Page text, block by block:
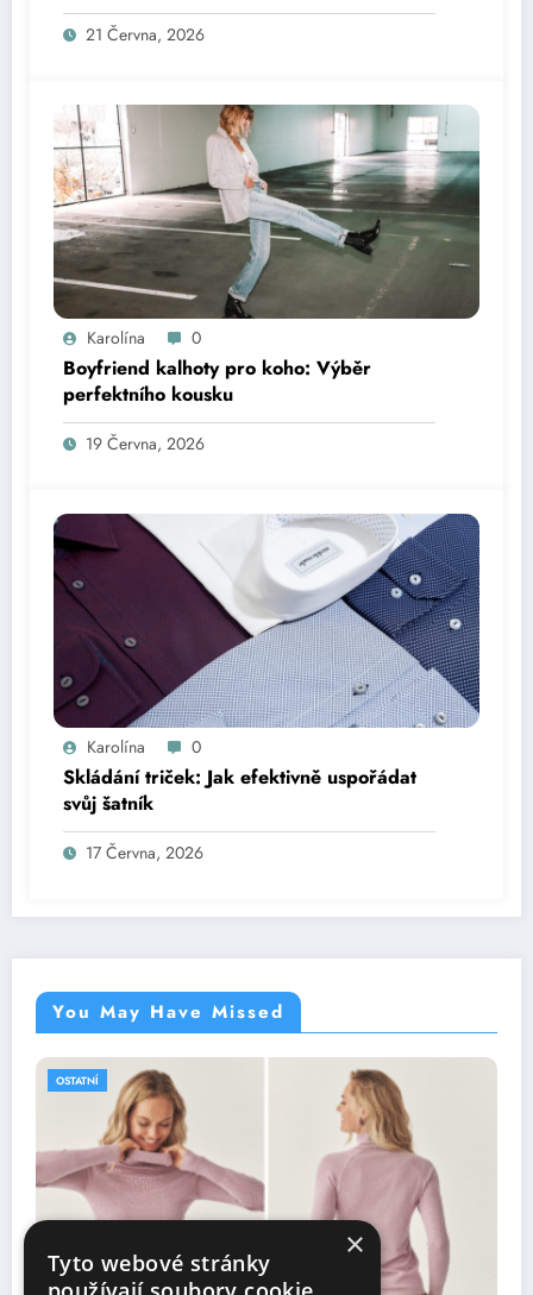
21 Června, 2026
Karolína 0
Boyfriend kalhoty pro koho: Výběr
perfektního kousku
19 Června, 2026
Karolína 0
Skládání triček: Jak efektivně uspořádat
svůj šatník
17 Června, 2026
You May Have Missed
OSTATNÍ
×
Tyto webové stránky